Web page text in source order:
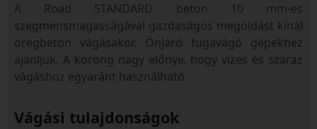
A Road STANDARD beton 10 mm-es
szegmensmagasságával gazdaságos megoldást kínál
öregbeton vágásakor. Önjáró fugavágó gépekhez
ajánljuk. A korong nagy előnye, hogy vizes és száraz
vágáshoz egyaránt használható.
Vágási tulajdonságok